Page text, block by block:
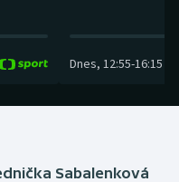
Dnes, 12:55-16:15
Sabalenková